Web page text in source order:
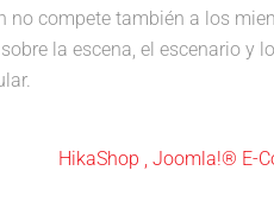
compete también a los
la escena, el escenario
HikaShop , Joomla!® E-